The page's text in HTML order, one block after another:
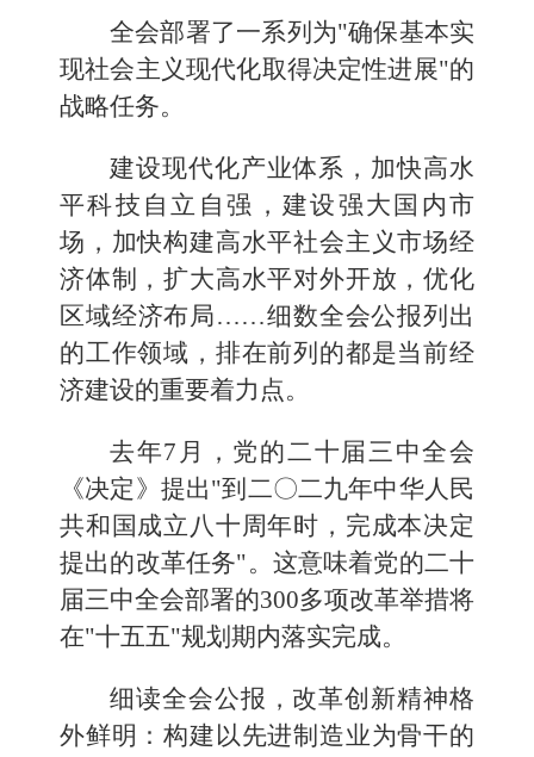
全会部署了一系列为"确保基本实
现社会主义现代化取得决定性进展"的
战略任务。
建设现代化产业体系，加快高水
平科技自立自强，建设强大国内市
场，加快构建高水平社会主义市场经
济体制，扩大高水平对外开放，优化
区域经济布局……细数全会公报列出
的工作领域，排在前列的都是当前经
济建设的重要着力点。
去年7月，党的二十届三中全会
《决定》提出"到二〇二九年中华人民
共和国成立八十周年时，完成本决定
提出的改革任务"。这意味着党的二十
届三中全会部署的300多项改革举措将
在"十五五"规划期内落实完成。
细读全会公报，改革创新精神格
外鲜明：构建以先进制造业为骨干的